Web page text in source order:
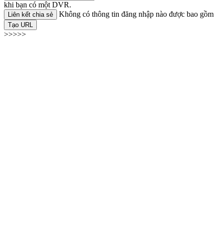
khi bạn có một DVR.
Liên kết chia sẻ Không có thông tin đăng nhập nào được bao gồm
Tạo URL
>>>>>